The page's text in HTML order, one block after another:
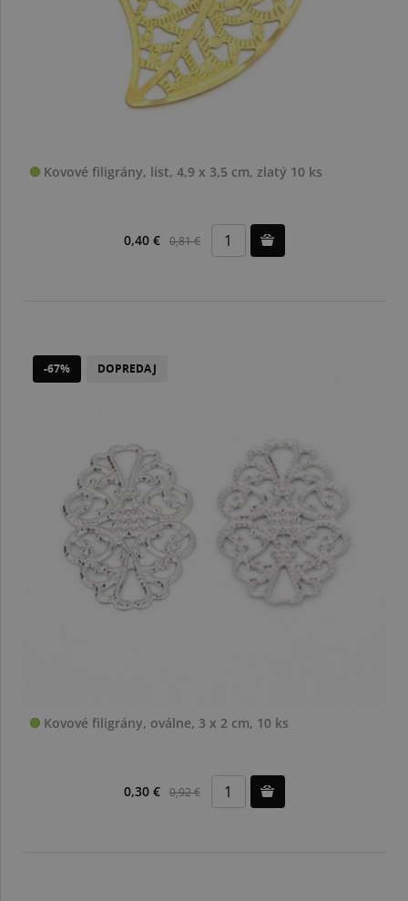
Kovové filigrány, list, 4,9 x 3,5 cm, zlatý 10 ks
0,40 € 0,81 €
-67% DOPREDAJ
Kovové filigrány, oválne, 3 x 2 cm, 10 ks
0,30 € 0,92 €